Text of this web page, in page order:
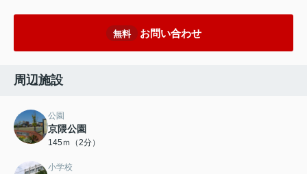
無料 お問い合わせ
周辺施設
公園
京隈公園
145ｍ（2分）
小学校